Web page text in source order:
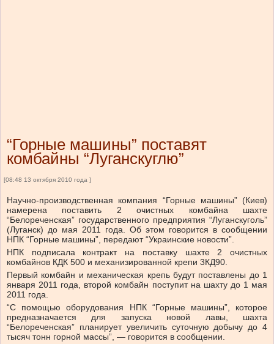
“Горные машины” поставят
комбайны “Луганскуглю”
[08:48 13 октября 2010 года ]
Научно-производственная компания “Горные машины” (Киев)
намерена поставить 2 очистных комбайна шахте
“Белореченская” государственного предприятия “Луганскуголь”
(Луганск) до мая 2011 года. Об этом говорится в сообщении
НПК “Горные машины”, передают “Украинские новости”.
НПК подписала контракт на поставку шахте 2 очистных
комбайнов КДК 500 и механизированной крепи 3КД90.
Первый комбайн и механическая крепь будут поставлены до 1
января 2011 года, второй комбайн поступит на шахту до 1 мая
2011 года.
“С помощью оборудования НПК “Горные машины”, которое
предназначается для запуска новой лавы, шахта
“Белореченская” планирует увеличить суточную добычу до 4
тысяч тонн горной массы”, — говорится в сообщении.